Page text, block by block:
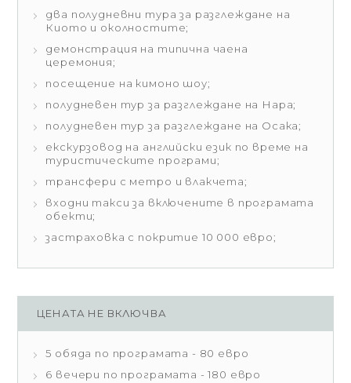
два полудневни тура за разглеждане на
Киото и околностите;
демонстрация на типична чаена
церемония;
посещение на кимоно шоу;
полудневен тур за разглеждане на Нара;
полудневен тур за разглеждане на Осака;
екскурзовод на английски език по време на
туристическите програми;
трансфери с метро и влакчета;
входни такси за включените в програмата
обекти;
застраховка с покритие 10 000 евро;
ЦЕНАТА НЕ ВКЛЮЧВА
5 обяда по програмата - 80 евро
6 вечери по програмата - 180 евро